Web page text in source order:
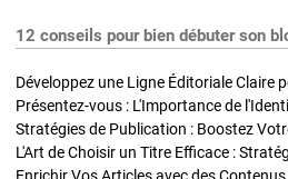
12 conseils pour bien débuter son
Développez une Ligne Éditoriale Claire
Présentez-vous : L'Importance de
L'Art de Choisir un Titre Efficace :